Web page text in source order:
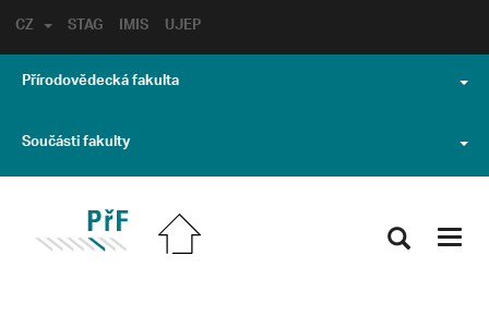
STAG IMIS UJEP
CZ
Přírodovědecká fakulta
Součásti fakulty